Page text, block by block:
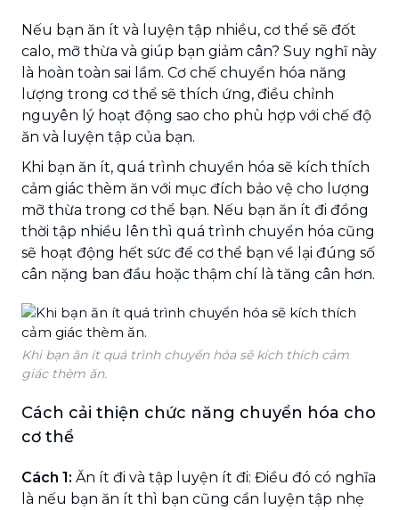
Nếu bạn ăn ít và luyện tập nhiều, cơ thể sẽ đốt
calo, mỡ thừa và giúp bạn giảm cân? Suy nghĩ này
là hoàn toàn sai lầm. Cơ chế chuyển hóa năng
lượng trong cơ thể sẽ thích ứng, điều chỉnh
nguyên lý hoạt động sao cho phù hợp với chế độ
ăn và luyện tập của bạn.
Khi bạn ăn ít, quá trình chuyển hóa sẽ kích thích
cảm giác thèm ăn với mục đích bảo vệ cho lượng
mỡ thừa trong cơ thể bạn. Nếu bạn ăn ít đi đồng
thời tập nhiều lên thì quá trình chuyển hóa cũng
sẽ hoạt động hết sức để cơ thể bạn về lại đúng số
cân nặng ban đầu hoặc thậm chí là tăng cân hơn.
Khi bạn ăn ít quá trình chuyển hóa sẽ kích thích cảm
giác thèm ăn.
Cách cải thiện chức năng chuyển hóa cho
cơ thể
Cách 1: Ăn ít đi và tập luyện ít đi: Điều đó có nghĩa
là nếu bạn ăn ít thì bạn cũng cần luyện tập nhẹ